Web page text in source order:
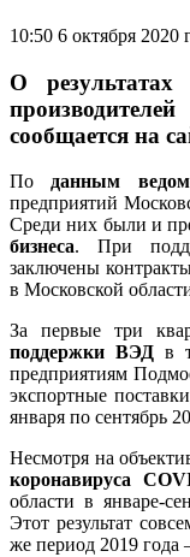
10:50 6 октября 2020
О результатах
сообщается на
По данным
предприятий
Среди них были и
бизнеса. При
заключены
в Московской
За первые три
поддержки ВЭД в
предприятиям
экспортные
января по сентябрь
Несмотря на
коронавируса
области в январе-
Этот результат
же период 2019 года